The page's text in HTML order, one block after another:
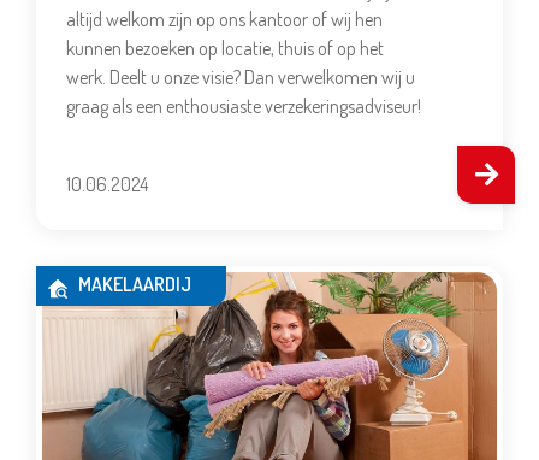
altijd welkom zijn op ons kantoor of wij hen
kunnen bezoeken op locatie, thuis of op het
werk. Deelt u onze visie? Dan verwelkomen wij u
graag als een enthousiaste verzekeringsadviseur!
10.06.2024
MAKELAARDIJ